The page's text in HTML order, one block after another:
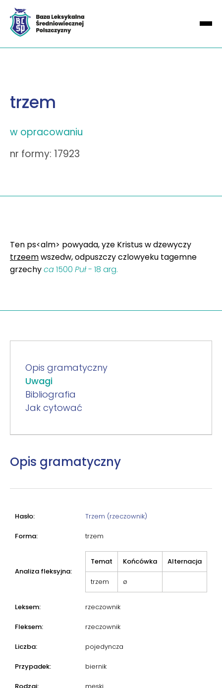
trzem
w opracowaniu
nr formy: 17923
Ten ps<alm> powyada, yze Kristus w dzewyczy
trzeemwszedw, odpuszczy czlowyeku tagemne
grzechyca1500 Puł- 18 arg.
Opis gramatyczny
Uwagi
Bibliografia
Jak cytować
Opis gramatyczny
Hasło: Trzem (rzeczownik)
Forma: trzem
Analiza fleksyjna:
Temat Końcówka Alternacja
trzem ø
Leksem: rzeczownik
Fleksem: rzeczownik
Liczba: pojedyncza
Przypadek: biernik